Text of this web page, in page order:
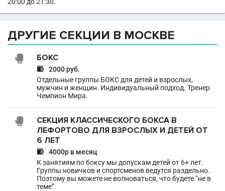
ДРУГИЕ СЕКЦИИ В МОСКВЕ
БОКС

2000 руб.
Отдельные группы БОКС для детей и взрослых,
мужчин и женщин. Индивидуальный подход. Тренер
Чемпион Мира.
СЕКЦИЯ КЛАССИЧЕСКОГО БОКСА В
ЛЕФОРТОВО ДЛЯ ВЗРОСЛЫХ И ДЕТЕЙ ОТ
6 ЛЕТ

4000р в месяц
К занятиям по боксу мы допускам детей от 6+ лет.
Группы новичков и спортсменов ведутся раздельно.
Поэтому вы можете не волноваться, что будете “не в
теме”.